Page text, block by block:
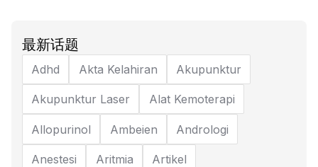
最新话题
Adhd Akta Kelahiran Akupunktur
Akupunktur Laser Alat Kemoterapi
Allopurinol Ambeien Andrologi
Anestesi Aritmia Artikel